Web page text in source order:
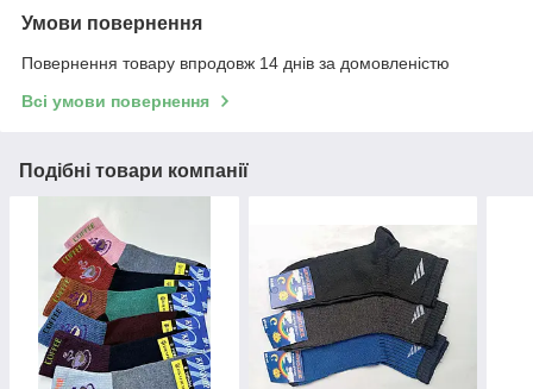
Умови повернення
Повернення товару впродовж 14 днів за домовленістю
Всі умови повернення
Подібні товари компанії